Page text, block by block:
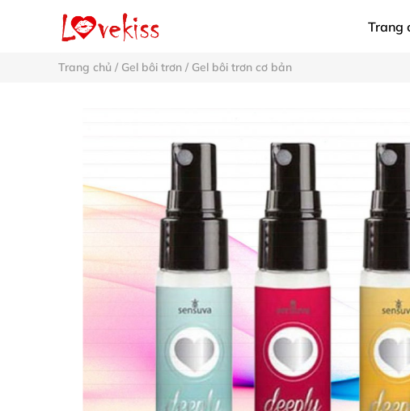
Trang
Trang chủ / Gel bôi trơn / Gel bôi trơn cơ bản